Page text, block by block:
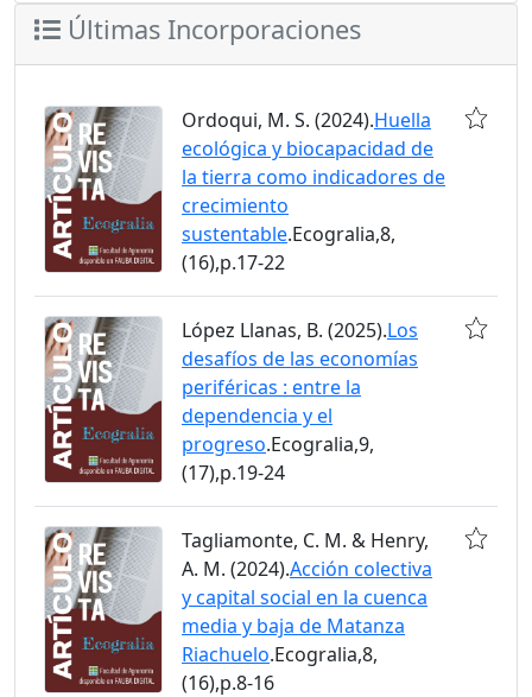
Últimas Incorporaciones
Ordoqui, M. S. (2024).Huella
ecológica y biocapacidad de
la tierra como indicadores de
crecimiento
sustentable.Ecogralia,8,
(16),p.17-22
López Llanas, B. (2025).Los
desafíos de las economías
periféricas : entre la
dependencia y el
progreso.Ecogralia,9,
(17),p.19-24
Tagliamonte, C. M. & Henry,
A. M. (2024).Acción colectiva
y capital social en la cuenca
media y baja de Matanza
Riachuelo.Ecogralia,8,
(16),p.8-16